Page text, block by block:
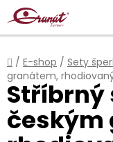
Přejít
na
obsah
Domů
/ E-shop / Sety
granátem,
Stříbrný
českým